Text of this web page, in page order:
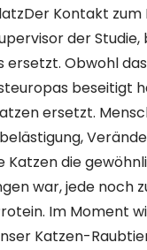
Kontakt
der
Obwohl
beseitigt
ersetzt.
Katzen die
war, jede noch
Im Moment
Katzen-